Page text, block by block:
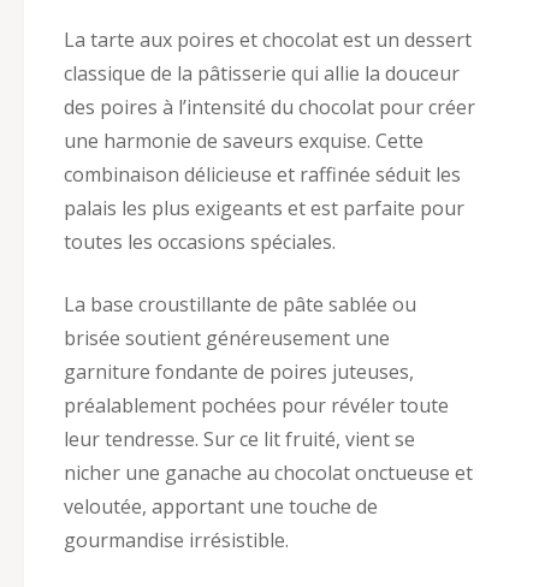
La tarte aux poires et chocolat est un dessert
classique de la pâtisserie qui allie la douceur
des poires à l’intensité du chocolat pour créer
une harmonie de saveurs exquise. Cette
combinaison délicieuse et raffinée séduit les
palais les plus exigeants et est parfaite pour
toutes les occasions spéciales.
La base croustillante de pâte sablée ou
brisée soutient généreusement une
garniture fondante de poires juteuses,
préalablement pochées pour révéler toute
leur tendresse. Sur ce lit fruité, vient se
nicher une ganache au chocolat onctueuse et
veloutée, apportant une touche de
gourmandise irrésistible.